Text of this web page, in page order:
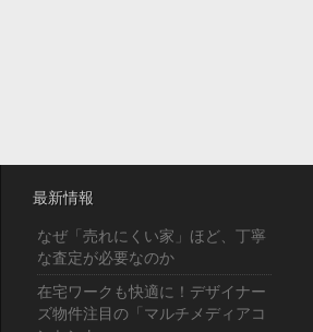
最新情報
なぜ「売れにくい家」ほど、丁寧
な査定が必要なのか
在宅ワークも快適に！デザイナー
ズ物件注目の「マルチメディアコ